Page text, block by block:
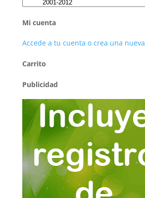
1,10€.0,50€.
Mi cuenta
Accede a tu cuenta o crea una nueva
Carrito
Publicidad